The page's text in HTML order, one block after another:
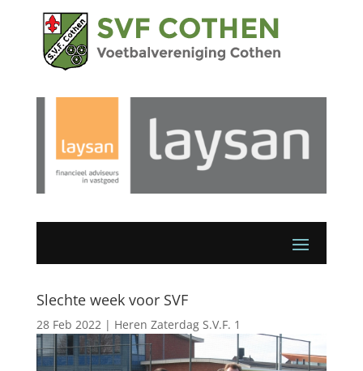
Slechte week voor SVF
28 Feb 2022| Heren Zaterdag S.V.F. 1